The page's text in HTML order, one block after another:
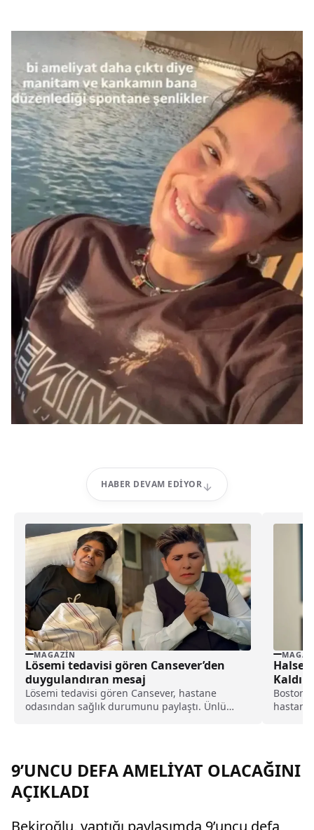
HABER DEVAM EDIYOR
MAGAZIN
Lösemi tedavisi gören Cansever’den
duygulandıran mesaj
Lösemi tedavisi gören Cansever, hastane
odasından sağlık durumunu paylaştı. Ünlü
Boston
9’UNCU DEFA AMELİYAT OLACAĞINI
AÇIKLADI
Bekiroğlu, yaptığı paylaşımda 9’uncu defa